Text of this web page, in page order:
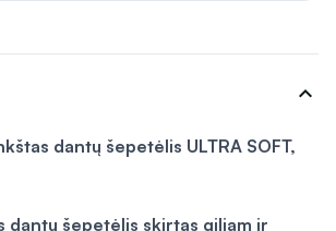
expand_more
dantų šepetėlis ULTRA SOFT,
dantų šepetėlis skirtas giliam ir